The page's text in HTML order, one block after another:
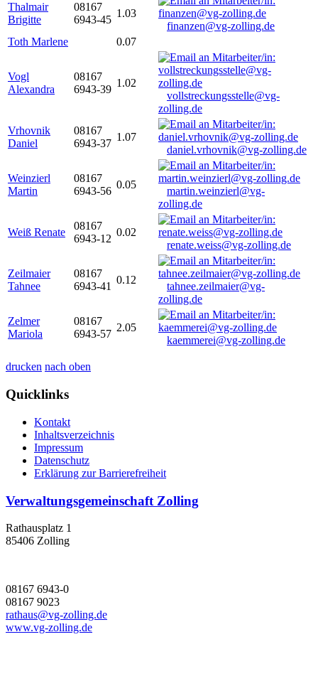
Thalmair
Brigitte
08167
6943-45
1.03
finanzen@vg-zolling.de
Toth Marlene
0.07
Vogl
Alexandra
08167
6943-39
1.02
vollstreckungsstelle@vg-
zolling.de
Vrhovnik
Daniel
08167
6943-37
1.07
daniel.vrhovnik@vg-zolling.de
Weinzierl
Martin
08167
6943-56
0.05
martin.weinzierl@vg-
zolling.de
Weiß Renate
08167
6943-12
0.02
renate.weiss@vg-zolling.de
Zeilmaier
Tahnee
08167
6943-41
0.12
tahnee.zeilmaier@vg-
zolling.de
Zelmer
Mariola
08167
6943-57
2.05
kaemmerei@vg-zolling.de
drucken nach oben
Quicklinks
Kontakt
Inhaltsverzeichnis
Impressum
Datenschutz
Erklärung zur Barrierefreiheit
Verwaltungsgemeinschaft Zolling
Rathausplatz 1
85406 Zolling
08167 6943-0
08167 9023
rathaus@vg-zolling.de
www.vg-zolling.de